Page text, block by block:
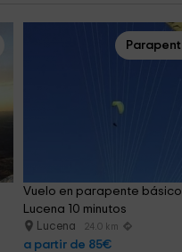
Vuelo en parapente
Lucena 10 minutos
Lucena 24.0 km
a partir de 85€